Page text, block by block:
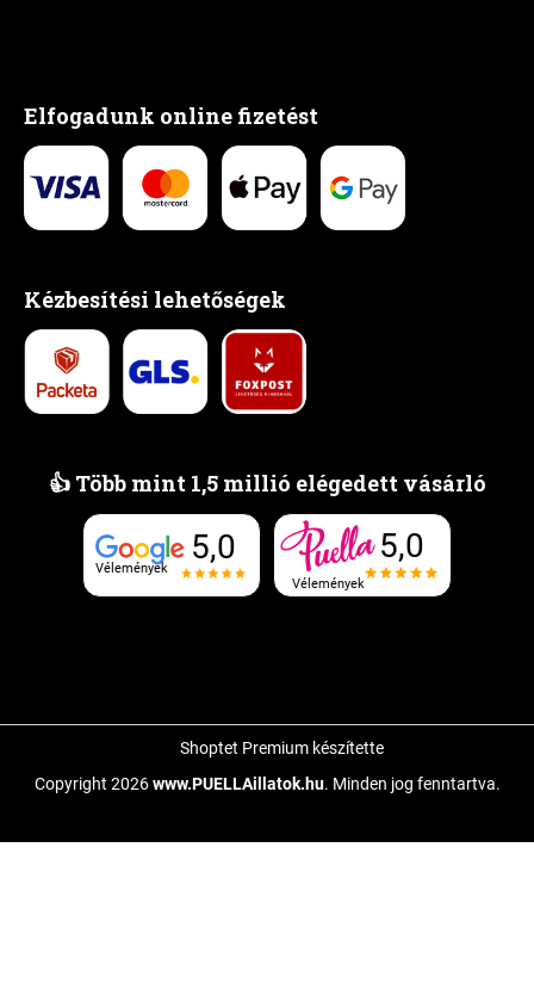
Elfogadunk online fizetést
Kézbesítési lehetőségek
👍 Több mint 1,5 millió elégedett vásárló
Vélemények
5,0
Vélemények
5,0
Shoptet Premium készítette
Copyright 2026www.PUELLAillatok.hu. Minden jog fenntartva.